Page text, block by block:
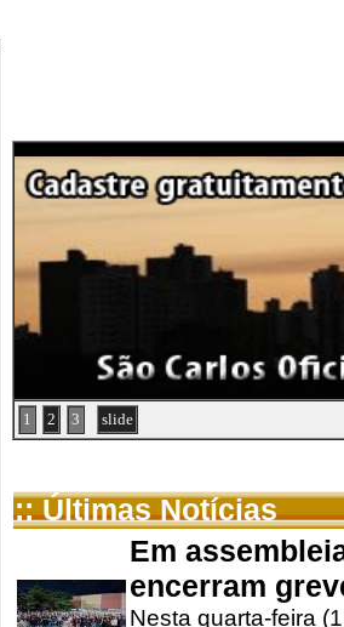
1 2 3 slide
:: Últimas Notícias
Em
encerram
Nesta quarta-feira